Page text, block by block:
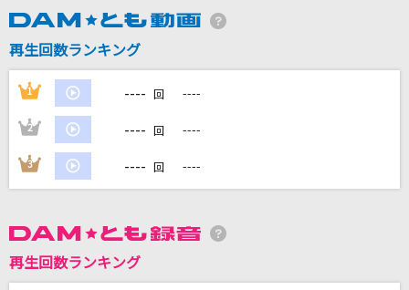
Real Face
KAT-TUN
DAMの新曲・ランキングなど
DAMに会員登録・ログインして
再生回数ランキング
1 ---- 回 ----
2 ---- 回 ----
3 ---- 回 ----
再生回数ランキング